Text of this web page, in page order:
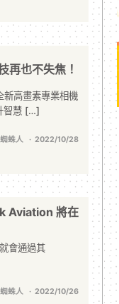
再也不失焦！
高畫素專業相機
智慧 […]
蛛人
2022/10/28
Aviation 將在
會通過其
蛛人 2022/10/26